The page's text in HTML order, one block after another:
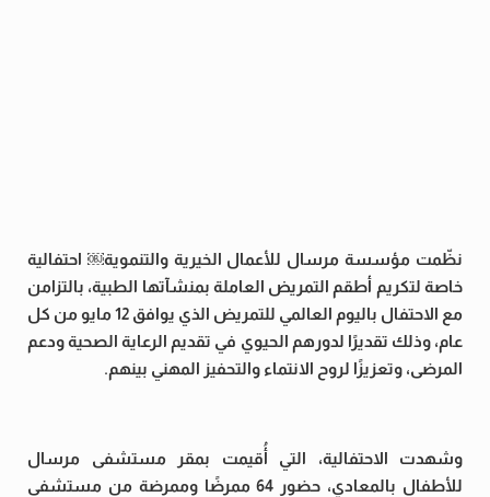
نظّمت مؤسسة مرسال للأعمال الخيرية والتنموية￼ احتفالية
خاصة لتكريم أطقم التمريض العاملة بمنشآتها الطبية، بالتزامن
مع الاحتفال باليوم العالمي للتمريض الذي يوافق 12 مايو من كل
عام، وذلك تقديرًا لدورهم الحيوي في تقديم الرعاية الصحية ودعم
المرضى، وتعزيزًا لروح الانتماء والتحفيز المهني بينهم.
وشهدت الاحتفالية، التي أُقيمت بمقر مستشفى مرسال
للأطفال بالمعادي، حضور 64 ممرضًا وممرضة من مستشفى